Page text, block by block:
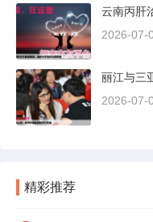
云南丙肝
2026-07-
丽江与三
2026-07-
精彩推荐